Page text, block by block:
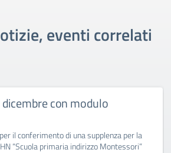
eventi correlati
con modulo
il conferimento di una supplenza per la
“Scuola primaria indirizzo Montessori”